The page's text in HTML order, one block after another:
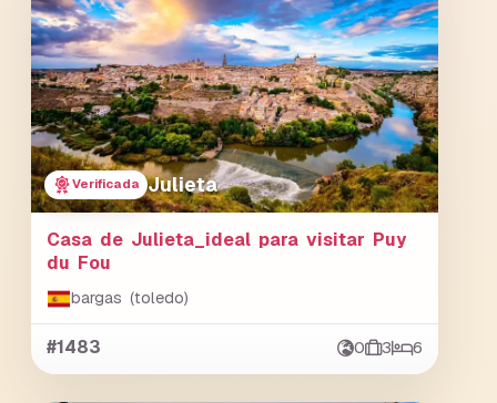
Verificada Julieta
Casa de Julieta_ideal para visitar Puy
du Fou
bargas (toledo)
#1483 0 3 6